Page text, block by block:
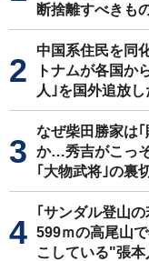
断捨離すべきも
中国系住民を同
トナムが各国か
人｣を国外追放
なぜ柴田勝家は
か…秀吉がこっ
｢大物武将｣の裏
｢サンダル登山
599ｍの高尾山
こしている"張